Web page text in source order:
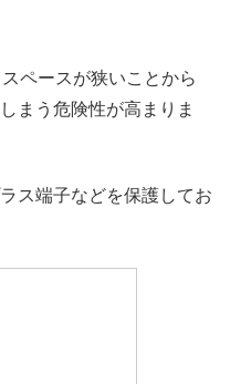
ペースが狭いことから
まう危険性が高まりま
ス端子などを保護してお